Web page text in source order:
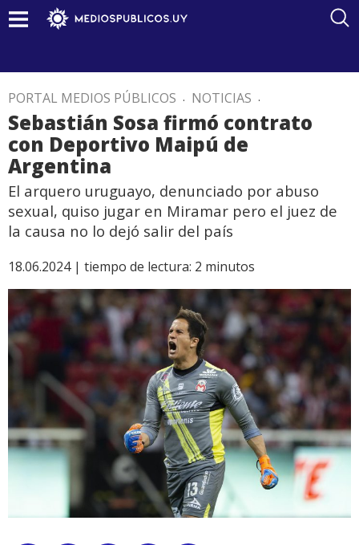
PORTAL MEDIOS PÚBLICOS . NOTICIAS .
Sebastián Sosa firmó contrato
con Deportivo Maipú de
Argentina
El arquero uruguayo, denunciado por abuso
sexual, quiso jugar en Miramar pero el juez de
la causa no lo dejó salir del país
18.06.2024 | tiempo de lectura: 2 minutos